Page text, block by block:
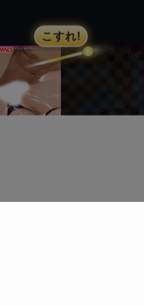
広末涼子を名乗る女が暴行
逮捕！事件の全容を徹底調
査！
2025年4月12日